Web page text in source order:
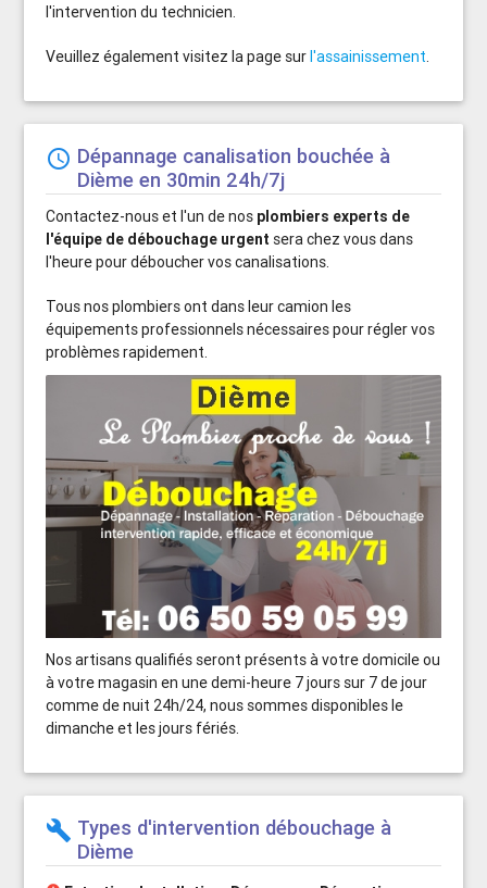
l'intervention du technicien.
Veuillez également visitez la page surl'assainissement.
schedule Dépannage canalisation bouchée à
Dième en 30min 24h/7j
Contactez-nous et l'un de nos plombiers experts de
l'équipe de débouchage urgent sera chez vous dans
l'heure pour déboucher vos canalisations.
Tous nos plombiers ont dans leur camion les
équipements professionnels nécessaires pour régler vos
problèmes rapidement.
Nos artisans qualifiés seront présents à votre domicile ou
à votre magasin en une demi-heure 7 jours sur 7 de jour
comme de nuit 24h/24, nous sommes disponibles le
dimanche et les jours fériés.
build Types d'intervention débouchage à
Dième